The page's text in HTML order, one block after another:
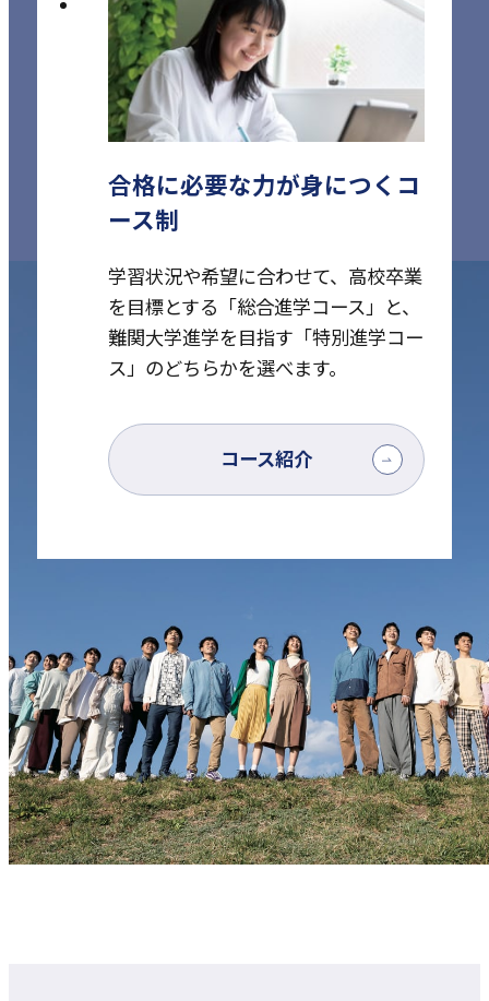
合格に必要な力が身につくコ
ース制
学習状況や希望に合わせて、高校卒業
を目標とする「総合進学コース」と、
難関大学進学を目指す「特別進学コー
ス」のどちらかを選べます。
コース紹介